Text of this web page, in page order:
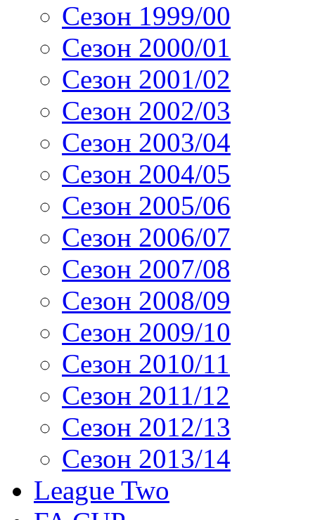
Сезон 1999/00
Сезон 2000/01
Сезон 2001/02
Сезон 2002/03
Сезон 2003/04
Сезон 2004/05
Сезон 2005/06
Сезон 2006/07
Сезон 2007/08
Сезон 2008/09
Сезон 2009/10
Сезон 2010/11
Сезон 2011/12
Сезон 2012/13
Сезон 2013/14
League Two